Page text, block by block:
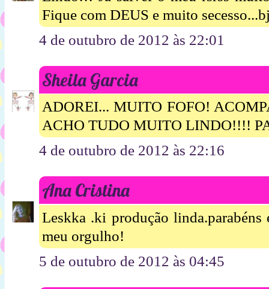
Fique com DEUS e muito
4 de outubro de 2012 às 22:01
Sheila Garcia
ADOREI... MUITO FOFO!
ACHO TUDO MUITO LINDO!!!!
4 de outubro de 2012 às 22:16
Ana Cristina
Leskka .ki produção
meu orgulho!
5 de outubro de 2012 às 04:45